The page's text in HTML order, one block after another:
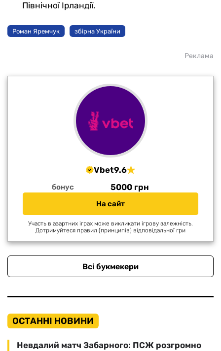
Північної Ірландії.
Роман Яремчук збірна України
Реклама
Vbet9.6
бонус 5000 грн
На сайт
Участь в азартних іграх може викликати ігрову залежність.
Дотримуйтеся правил (принципів) відповідальної гри
Всі букмекери
ОСТАННІ НОВИНИ
Невдалий матч Забарного: ПСЖ розгромно